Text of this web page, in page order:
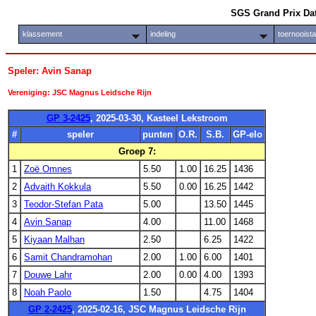
SGS Grand Prix
klassement indeling
Speler: Avin Sanap
Vereniging: JSC Magnus Leidsche Rijn
GP 3-2425, 2025-03-30, Kasteel Lekstroom
#
speler punten O.R. S.B.
GP-elo
Groep 7:
1
Zoë Omnes 5.50 1.00 16.25
1436
2
Advaith Kokkula 5.50 0.00 16.25
1442
3
Teodor-Stefan Pata 5.00 13.50
1445
4
Avin Sanap 4.00 11.00
1468
5
Kiyaan Malhan 2.50 6.25
1422
6
Samit Chandramohan 2.00 1.00 6.00
1401
7
Douwe Lahr 2.00 0.00 4.00
1393
8
Noah Paolo 1.50 4.75
1404
GP 2-2425, 2025-02-16, JSC Magnus Leidsche Rijn